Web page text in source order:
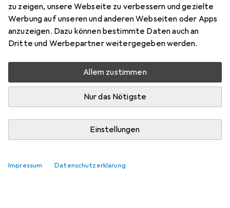
zu zeigen, unsere Webseite zu verbessern und gezielte
Werbung auf unseren und anderen Webseiten oder Apps
anzuzeigen. Dazu können bestimmte Daten auch an
Dritte und Werbepartner weitergegeben werden.
Allem zustimmen
Nur das Nötigste
Einstellungen
Impressum Datenschutzerklärung
3
Bewertungen
Aktuell nicht lieferbar
Benachrichtigen, wenn lieferbar
In den Warenkorb